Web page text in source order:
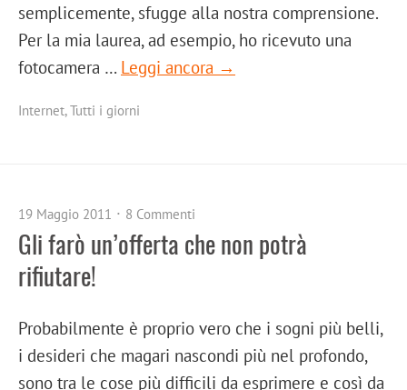
semplicemente, sfugge alla nostra comprensione.
Per la mia laurea, ad esempio, ho ricevuto una
fotocamera … Leggi ancora →
Internet,Tutti i giorni
19 Maggio 2011 8 Commenti
Gli farò un’offerta che non potrà
rifiutare!
Probabilmente è proprio vero che i sogni più belli,
i desideri che magari nascondi più nel profondo,
sono tra le cose più difficili da esprimere e così da